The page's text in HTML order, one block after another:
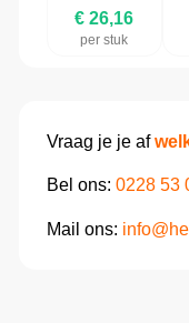
€ 26,16
per stuk
Vraag je je af
Bel ons: 0228 53
Mail ons: